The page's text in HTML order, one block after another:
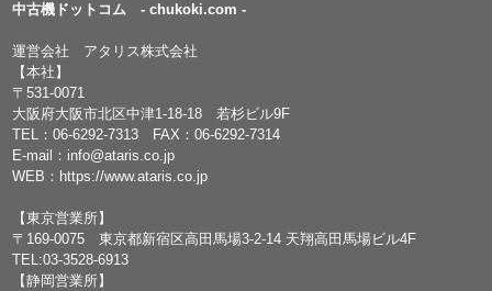
中古機ドットコム - chukoki.com -
運営会社 アタリス株式会社
【本社】
〒531-0071
大阪府大阪市北区中津1-18-18 若杉ビル9F
TEL：06-6292-7313 FAX：06-6292-7314
E-mail： info@ataris.co.jp
WEB： https://www.ataris.co.jp
【東京営業所】
〒169-0075 東京都新宿区高田馬場3-2-14 天翔高田馬場ビル4F
TEL:03-3528-6913
【静岡営業所】